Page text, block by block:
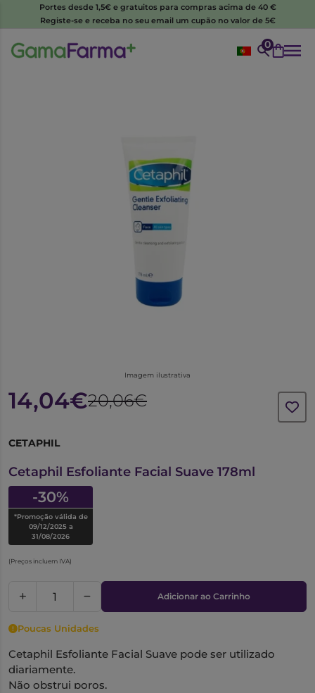
Portes desde 1,5€ e gratuitos para compras acima de 40 €
Registe-se e receba no seu email um cupão no valor de 5€
0
Imagem ilustrativa
14,04€20,06€
CETAPHIL
Cetaphil Esfoliante Facial Suave 178ml
-30%
*Promoção válida de
09/12/2025 a
31/08/2026
(Preços incluem IVA)
Adicionar ao Carrinho
Poucas Unidades
Cetaphil Esfoliante Facial Suave pode ser utilizado
diariamente.
Não obstrui poros.